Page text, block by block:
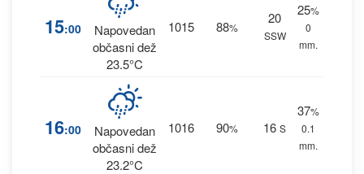
15:00
Napovedan
občasni dež
23.5°C
1015 88%
20
SSW
25%
0
mm.
16:00
Napovedan
občasni dež
23.2°C
1016 90% 16 S
37%
0.1
mm.